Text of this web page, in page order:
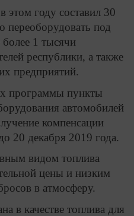
этом году составил 30
переоборудовать под
1 тысячи
республики, а также
предприятий.
программы пункты
автомобилей
компенсации
20 декабря 2019 года.
видом топлива
цены и низким
в атмосферу.
в качестве топлива для